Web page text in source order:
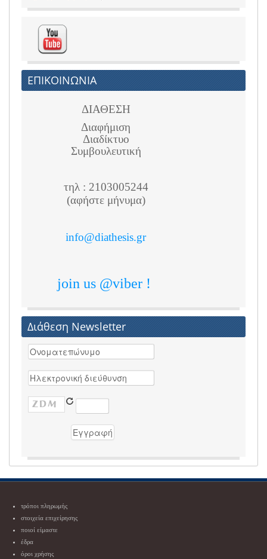
ΕΠΙΚΟΙΝΩΝΙΑ
ΔΙΑΘΕΣΗ
Διαφήμιση
Διαδίκτυο
Συμβουλευτική
τηλ : 2103005244
(αφήστε μήνυμα)
info@diathesis.gr
join us @viber !
Διάθεση Newsletter
τρόποι πληρωμής
στοιχεία επιχείρησης
ποιοί είμαστε
έδρα
όροι χρήσης